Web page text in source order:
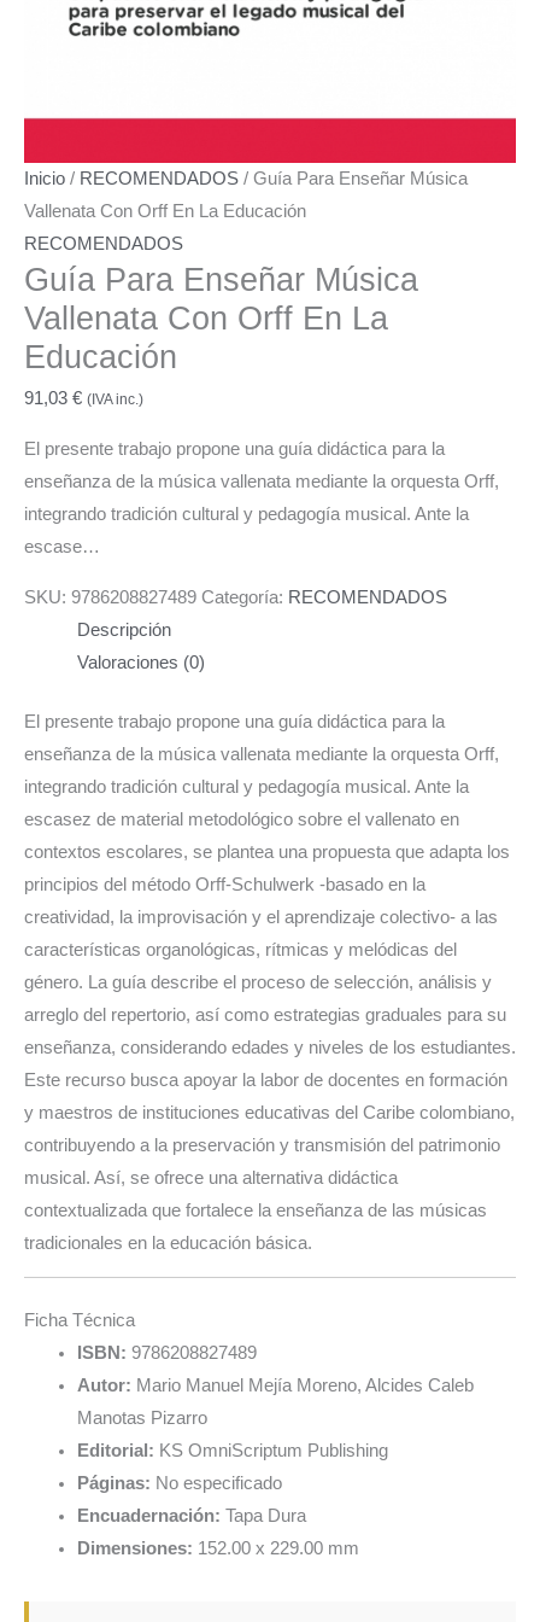
Inicio / RECOMENDADOS / Guía Para Enseñar Música
Vallenata Con Orff En La Educación
RECOMENDADOS
Guía Para Enseñar Música
Vallenata Con Orff En La
Educación
91,03 € (IVA inc.)
El presente trabajo propone una guía didáctica para la
enseñanza de la música vallenata mediante la orquesta Orff,
integrando tradición cultural y pedagogía musical. Ante la
escase…
SKU: 9786208827489 Categoría: RECOMENDADOS
Descripción
Valoraciones (0)
El presente trabajo propone una guía didáctica para la
enseñanza de la música vallenata mediante la orquesta Orff,
integrando tradición cultural y pedagogía musical. Ante la
escasez de material metodológico sobre el vallenato en
contextos escolares, se plantea una propuesta que adapta los
principios del método Orff-Schulwerk -basado en la
creatividad, la improvisación y el aprendizaje colectivo- a las
características organológicas, rítmicas y melódicas del
género. La guía describe el proceso de selección, análisis y
arreglo del repertorio, así como estrategias graduales para su
enseñanza, considerando edades y niveles de los estudiantes.
Este recurso busca apoyar la labor de docentes en formación
y maestros de instituciones educativas del Caribe colombiano,
contribuyendo a la preservación y transmisión del patrimonio
musical. Así, se ofrece una alternativa didáctica
contextualizada que fortalece la enseñanza de las músicas
tradicionales en la educación básica.
Ficha Técnica
ISBN: 9786208827489
Autor: Mario Manuel Mejía Moreno, Alcides Caleb
Manotas Pizarro
Editorial: KS OmniScriptum Publishing
Páginas: No especificado
Encuadernación: Tapa Dura
Dimensiones: 152.00 x 229.00 mm